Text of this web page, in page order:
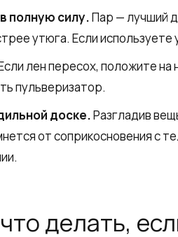
полную силу.Пар — лучший
утюга. Если
лен пересох, положите
пульверизатор.
доске.Разгладив
от соприкосновения с
делать,